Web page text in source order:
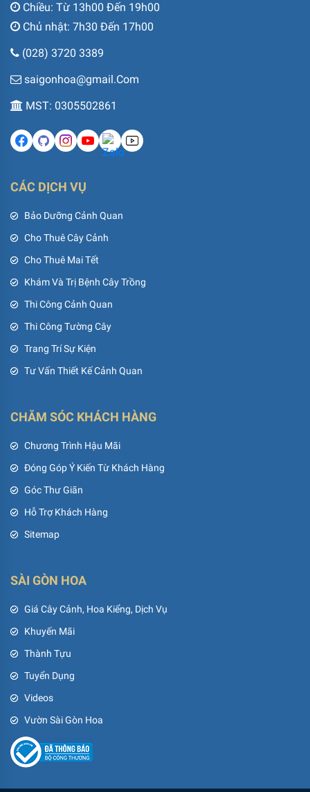
Chiều: Từ 13h00 Đến 19h00
Chủ nhật: 7h30 Đến 17h00
(028) 3720 3389
saigonhoa@gmail.Com
MST: 0305502861
CÁC DỊCH VỤ
Bảo Dưỡng Cảnh Quan
Cho Thuê Cây Cảnh
Cho Thuê Mai Tết
Khám Và Trị Bệnh Cây Trồng
Thi Công Cảnh Quan
Thi Công Tường Cây
Trang Trí Sự Kiện
Tư Vấn Thiết Kế Cảnh Quan
CHĂM SÓC KHÁCH HÀNG
Chương Trình Hậu Mãi
Đóng Góp Ý Kiến Từ Khách Hàng
Góc Thư Giãn
Hỗ Trợ Khách Hàng
Sitemap
SÀI GÒN HOA
Giá Cây Cảnh, Hoa Kiểng, Dịch Vụ
Khuyến Mãi
Thành Tựu
Tuyển Dụng
Videos
Vườn Sài Gòn Hoa